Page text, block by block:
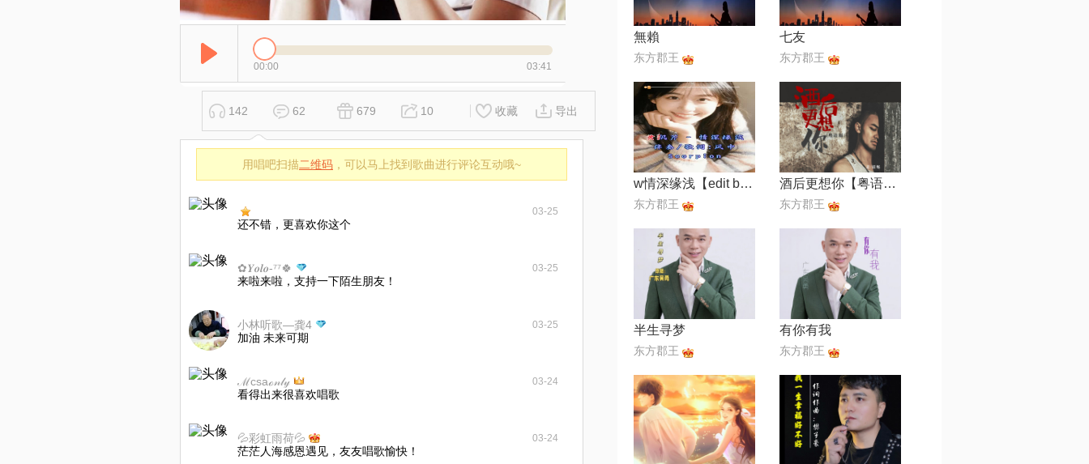
00:00 03:41
142 62 679 10 收藏 导出
用唱吧扫描二维码 ，可以马上找到歌曲进行评论互动哦~
03-25
还不错，更喜欢你这个
✿𝒀𝒐𝒍𝒐-⁷⁷🍀 03-25
来啦来啦，支持一下陌生朋友！
小林听歌—龚4 03-25
加油 未来可期
ℳcsaℴ𝓃𝓁𝓎 03-24
看得出来很喜欢唱歌
💦彩虹雨荷💦 03-24
茫茫人海感恩遇见，友友唱歌愉快！
無賴
东方郡王
七友
东方郡王
w情深缘浅【edit by 风中】
东方郡王
酒后更想你【粤语版】
东方郡王
半生寻梦
东方郡王
有你有我
东方郡王